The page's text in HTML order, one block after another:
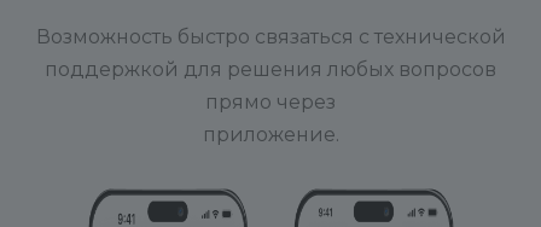
Возможность быстро связаться с технической
поддержкой для решения любых вопросов
прямо через
приложение.